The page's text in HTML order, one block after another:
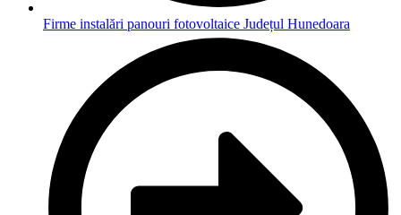
Firme instalări panouri fotovoltaice Județul Hunedoara